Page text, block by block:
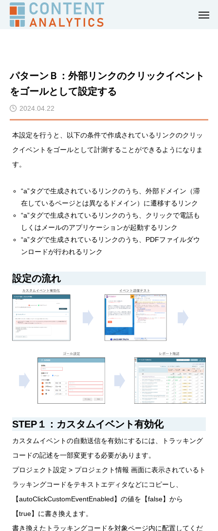
パターンＢ：外部リンクのクリックイベント
をゴールとして設定する
2024.04.22
本設定を行うと、以下の条件で作成されているリンクのクリッ
クイベントをゴールとして計測することができるようになりま
す。
“a”タグで生成されているリンクのうち、外部ドメイン（滞
在しているページとは異なるドメイン）に遷移するリンク
“a”タグで生成されているリンクのうち、クリックで電話も
しくはメールのアプリケーションが起動するリンク
“a”タグで生成されているリンクのうち、PDFファイルダウ
ンロードが行われるリンク
設定の流れ
STEP１：カスタムイベント有効化
カスタムイベントの自動送信を有効にするには、トラッキング
コードの記述を一部変更する必要があります。
プロジェクト設定 > プロジェクト情報 画面に表示されているト
ラッキングコードをテキストエディタなどにコピーし、
【autoClickCustomEventEnabled】の値を【false】から
【true】に書き換えます。
書き換えたトラッキングコードを対象ページ内に配置してくだ